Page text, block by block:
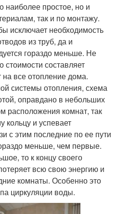
наиболее простое, но и
так и по монтажу.
исключает необходимость
из труб, да и
гораздо меньше. Не
стоимости составляет
на все отопление дома.
системы отопления, схема
оправдано в небольших
расположения комнат, так
кольцу и успевает
с этим последние по ее пути
меньше, чем первые.
то к концу своего
всю свою энергию и
комнаты. Особенно это
циркуляции воды.